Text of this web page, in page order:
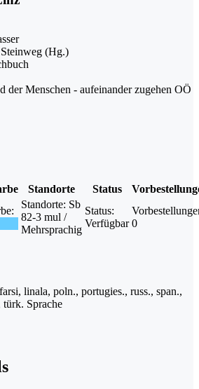
(Hg.)
der Menschen - aufeinander zugehen OÖ
Standorte Status
Standorte: Sb
82-3 mul /
Mehrsprachig
Status:
Verfügbar 0
linala, poln., portugies., russ., span.,
türk. Sprache